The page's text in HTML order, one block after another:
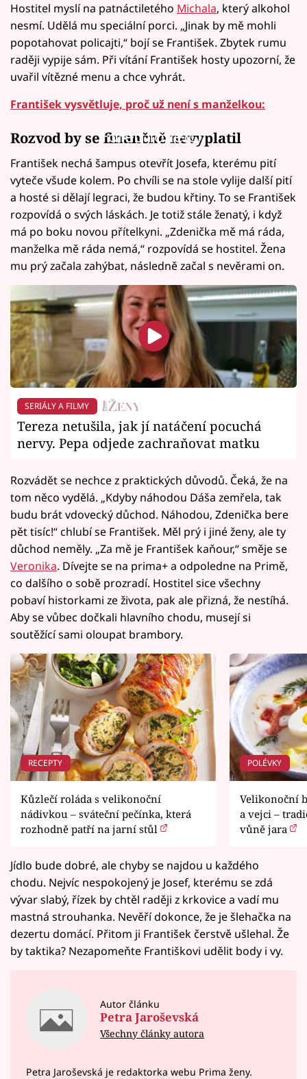
Hostitel myslí na patnáctiletého Michala, který alkohol
nesmí. Udělá mu speciální porci. „Jinak by mě mohli
popotahovat policajti,“ bojí se František. Zbytek rumu
raději vypije sám. Při vítání František hosty upozorní, že
uvařil vítězné menu a chce vyhrát.
František vysvětluje, proč už není s manželkou:
Failed to fetch
Rozvod by se finančně nevyplatil
František nechá šampus otevřít Josefa, kterému pití
vyteče všude kolem. Po chvíli se na stole vylije další pití
a hosté si dělají legraci, že budou křtiny. To se František
rozpovídá o svých láskách. Je totiž stále ženatý, i když
má po boku novou přítelkyni. „Zdenička mě má ráda,
manželka mě ráda nemá,“ rozpovídá se hostitel. Žena
mu prý začala zahýbat, následně začal s nevěrami on.
SERIÁLY A FILMY
Tereza netušila, jak jí natáčení pocuchá
nervy. Pepa odjede zachraňovat matku
Rozvádět se nechce z praktických důvodů. Čeká, že na
tom něco vydělá. „Kdyby náhodou Dáša zemřela, tak
budu brát vdovecký důchod. Náhodou, Zdenička bere
pět tisíc!“ chlubí se František. Měl prý i jiné ženy, ale ty
důchod neměly. „Za mě je František kaňour,“ směje se
Veronika. Dívejte se na prima+ a odpoledne na Primě,
co dalšího o sobě prozradí. Hostitel sice všechny
pobaví historkami ze života, pak ale přizná, že nestíhá.
Aby se vůbec dočkali hlavního chodu, musejí si
soutěžící sami oloupat brambory.
RECEPTY
Kůzlečí roláda s velikonoční
nádivkou – sváteční pečínka, která
rozhodně patří na jarní stůl
POLÉVKY
Velikonoční
a vejci –
vůně jara
Jídlo bude dobré, ale chyby se najdou u každého
chodu. Nejvíc nespokojený je Josef, kterému se zdá
vývar slabý, řízek by chtěl raději z krkovice a vadí mu
mastná strouhanka. Nevěří dokonce, že je šlehačka na
dezertu domácí. Přitom ji František čerstvě ušlehal. Že
by taktika? Nezapomeňte Františkovi udělit body i vy.
Autor článku
Petra Jaroševská
Všechny články autora
Petra Jaroševská je redaktorka webu Prima ženy.